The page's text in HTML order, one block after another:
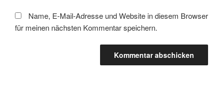
Name, E-Mail-Adresse und Website in diesem Browser
für meinen nächsten Kommentar speichern.